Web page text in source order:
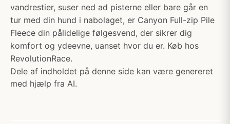
vandrestier, suser ned ad pisterne eller bare går en
tur med din hund i nabolaget, er Canyon Full-zip Pile
Fleece din pålidelige følgesvend, der sikrer dig
komfort og ydeevne, uanset hvor du er. Køb hos
RevolutionRace.
Dele af indholdet på denne side kan være genereret
med hjælp fra AI.